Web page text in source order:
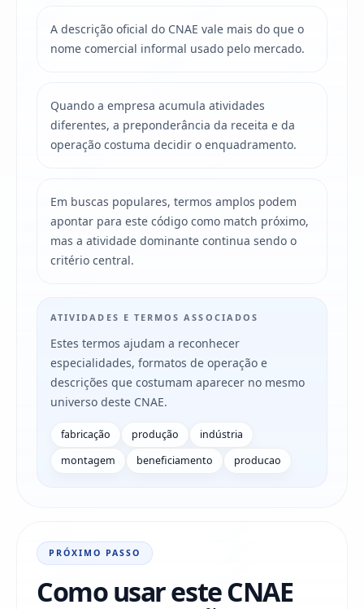
A descrição oficial do CNAE vale mais do que o
nome comercial informal usado pelo mercado.
Quando a empresa acumula atividades
diferentes, a preponderância da receita e da
operação costuma decidir o enquadramento.
Em buscas populares, termos amplos podem
apontar para este código como match próximo,
mas a atividade dominante continua sendo o
critério central.
ATIVIDADES E TERMOS ASSOCIADOS
Estes termos ajudam a reconhecer
especialidades, formatos de operação e
descrições que costumam aparecer no mesmo
universo deste CNAE.
fabricação produção
indústria
montagem
beneficiamento producao
PRÓXIMO PASSO
Como usar este CNAE